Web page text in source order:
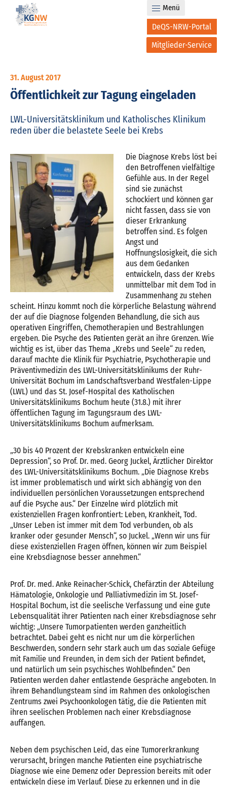
DeQS-NRW-Portal
Mitglieder-Service
Menü
31. August 2017
Öffentlichkeit zur Tagung eingeladen
LWL-Universitätsklinikum und Katholisches Klinikum
reden über die belastete Seele bei Krebs
Die Diagnose Krebs löst bei
den Betroffenen vielfältige
Gefühle aus. In der Regel
sind sie zunächst
schockiert und können gar
nicht fassen, dass sie von
dieser Erkrankung
betroffen sind. Es folgen
Angst und
Hoffnungslosigkeit, die sich
aus dem Gedanken
entwickeln, dass der Krebs
unmittelbar mit dem Tod in
Zusammenhang zu stehen
scheint. Hinzu kommt noch die körperliche Belastung während
der auf die Diagnose folgenden Behandlung, die sich aus
operativen Eingriffen, Chemotherapien und Bestrahlungen
ergeben. Die Psyche des Patienten gerät an ihre Grenzen. Wie
wichtig es ist, über das Thema „Krebs und Seele“ zu reden,
darauf machte die Klinik für Psychiatrie, Psychotherapie und
Präventivmedizin des LWL-Universitätsklinikums der Ruhr-
Universität Bochum im Landschaftsverband Westfalen-Lippe
(LWL) und das St. Josef-Hospital des Katholischen
Universitätsklinikums Bochum heute (31.8.) mit ihrer
öffentlichen Tagung im Tagungsraum des LWL-
Universitätsklinikums Bochum aufmerksam.
„30 bis 40 Prozent der Krebskranken entwickeln eine
Depression“, so Prof. Dr. med. Georg Juckel, Ärztlicher Direktor
des LWL-Universitätsklinikums Bochum. „Die Diagnose Krebs
ist immer problematisch und wirkt sich abhängig von den
individuellen persönlichen Voraussetzungen entsprechend
auf die Psyche aus.“ Der Einzelne wird plötzlich mit
existenziellen Fragen konfrontiert: Leben, Krankheit, Tod.
„Unser Leben ist immer mit dem Tod verbunden, ob als
kranker oder gesunder Mensch“, so Juckel. „Wenn wir uns für
diese existenziellen Fragen öffnen, können wir zum Beispiel
eine Krebsdiagnose besser annehmen.“
Prof. Dr. med. Anke Reinacher-Schick, Chefärztin der Abteilung
Hämatologie, Onkologie und Palliativmedizin im St. Josef-
Hospital Bochum, ist die seelische Verfassung und eine gute
Lebensqualität ihrer Patienten nach einer Krebsdiagnose sehr
wichtig: „Unsere Tumorpatienten werden ganzheitlich
betrachtet. Dabei geht es nicht nur um die körperlichen
Beschwerden, sondern sehr stark auch um das soziale Gefüge
mit Familie und Freunden, in dem sich der Patient befindet,
und natürlich um sein psychisches Wohlbefinden.“ Den
Patienten werden daher entlastende Gespräche angeboten. In
ihrem Behandlungsteam sind im Rahmen des onkologischen
Zentrums zwei Psychoonkologen tätig, die die Patienten mit
ihren seelischen Problemen nach einer Krebsdiagnose
auffangen.
Neben dem psychischen Leid, das eine Tumorerkrankung
verursacht, bringen manche Patienten eine psychiatrische
Diagnose wie eine Demenz oder Depression bereits mit oder
entwickeln diese im Verlauf. Diese zu erkennen und in die